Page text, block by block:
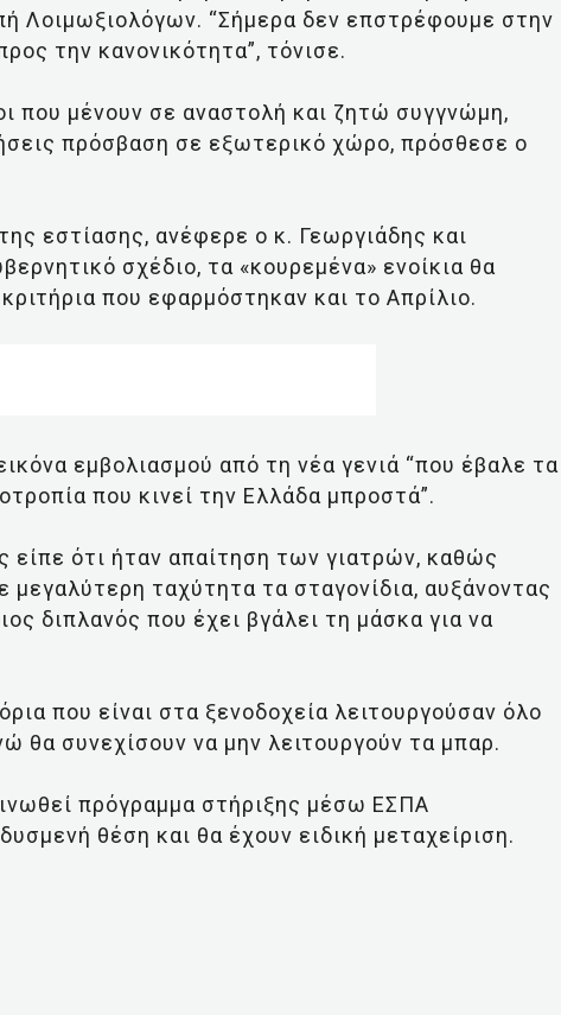
Λοιμωξιολόγων. “Σήμερα δεν επστρέφουμε στην
την κανονικότητα”, τόνισε.
που μένουν σε αναστολή και ζητώ συγγνώμη,
πρόσβαση σε εξωτερικό χώρο, πρόσθεσε ο
εστίασης, ανέφερε ο κ. Γεωργιάδης και
σχέδιο, τα «κουρεμένα» ενοίκια θα
που εφαρμόστηκαν και το Απρίλιο.
εμβολιασμού από τη νέα γενιά “που έβαλε τα
που κινεί την Ελλάδα μπροστά”.
είπε ότι ήταν απαίτηση των γιατρών, καθώς
μεγαλύτερη ταχύτητα τα σταγονίδια, αυξάνοντας
διπλανός που έχει βγάλει τη μάσκα για να
που είναι στα ξενοδοχεία λειτουργούσαν όλο
θα συνεχίσουν να μην λειτουργούν τα μπαρ.
πρόγραμμα στήριξης μέσω ΕΣΠΑ
θέση και θα έχουν ειδική μεταχείριση.